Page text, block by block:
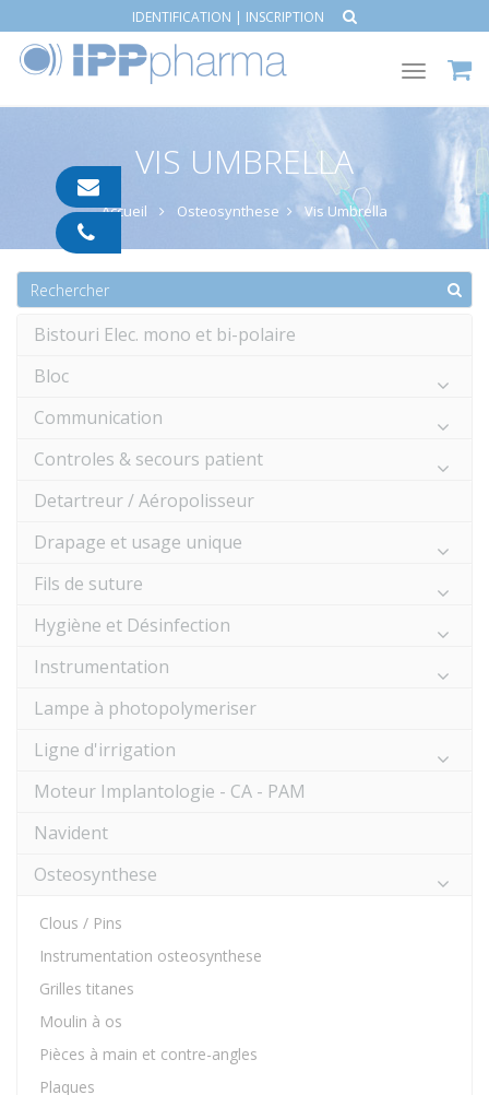
IDENTIFICATION | INSCRIPTION
Toggle
VIS UMBRELLA
Accueil Osteosynthese Vis Umbrella
Bistouri Elec. mono et bi-polaire
Bloc
Communication
Controles & secours patient
Detartreur / Aéropolisseur
Drapage et usage unique
Fils de suture
Hygiène et Désinfection
Instrumentation
Lampe à photopolymeriser
Ligne d'irrigation
Moteur Implantologie - CA - PAM
Navident
Osteosynthese
Clous / Pins
Instrumentation osteosynthese
Grilles titanes
Moulin à os
Pièces à main et contre-angles
Plaques
pharma.com
91
05